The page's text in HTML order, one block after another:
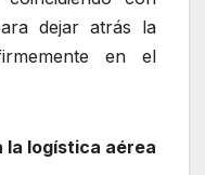
dejar atrás la
en el
la logística aérea